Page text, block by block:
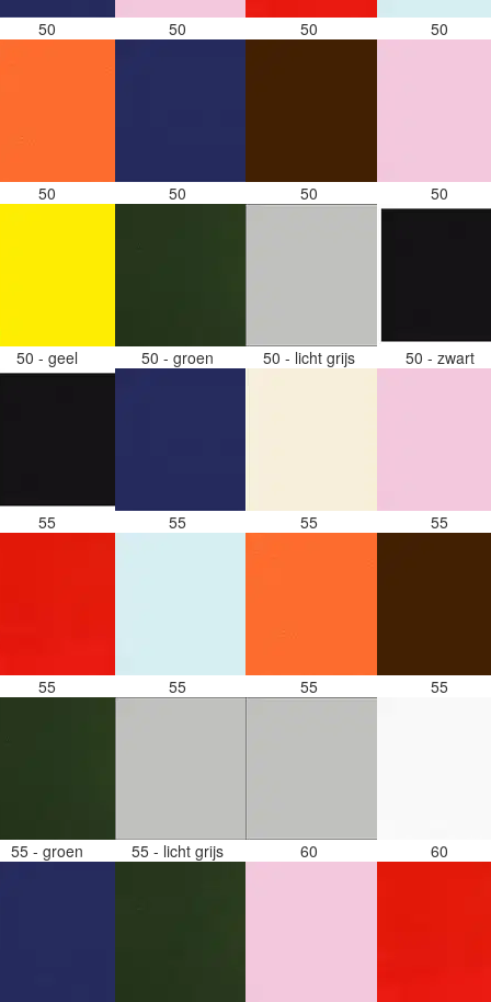
50 50 50 50
50 50 50 50
50 - geel 50 - groen 50 - licht grijs 50 - zwart
55 55 55 55
55 55 55 55
55 - groen 55 - licht grijs 60 60